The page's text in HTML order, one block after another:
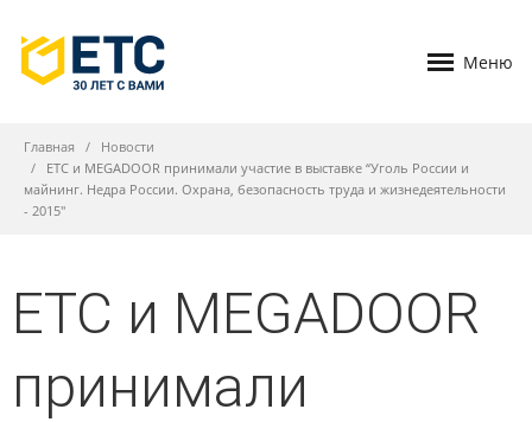
Меню
Главная
Новости
ЕТС и MEGADOOR принимали участие в выставке “Уголь России и
майнинг. Недра России. Охрана, безопасность труда и жизнедеятельности
- 2015"
ЕТС и MEGADOOR
принимали